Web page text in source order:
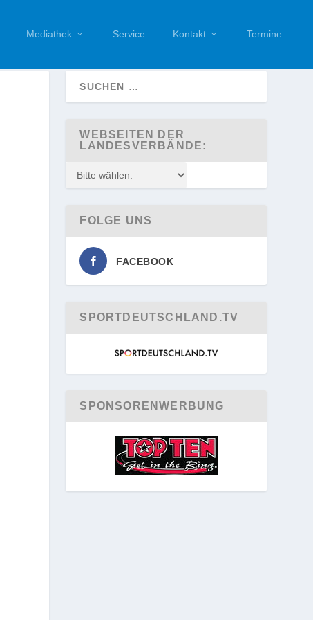
Mediathek Service Kontakt Termine
WEBSEITEN DER
LANDESVERBÄNDE:
FOLGE UNS
FACEBOOK
SPORTDEUTSCHLAND.TV
SPONSORENWERBUNG